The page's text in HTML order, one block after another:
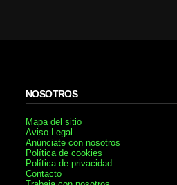
NOSOTROS
Mapa del sitio
Aviso Legal
Anúnciate con nosotros
Política de cookies
Política de privacidad
Contacto